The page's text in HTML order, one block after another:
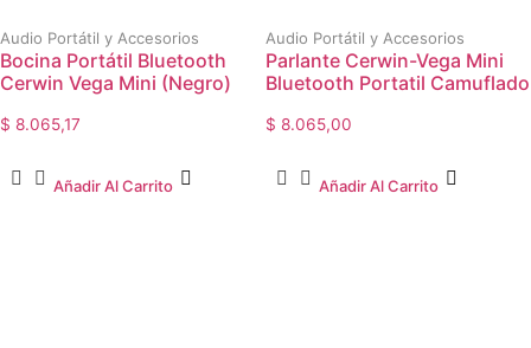
Audio Portátil y Accesorios
Bocina Portátil Bluetooth
Cerwin Vega Mini (Negro)
$ 8.065,17
Añadir Al Carrito
Audio Portátil y Accesorios
Parlante Cerwin-Vega Mini
Bluetooth Portatil Camuflado
$ 8.065,00
Añadir Al Carrito